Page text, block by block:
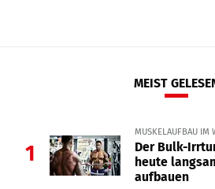
MEIST
1
MUSKELAUFBAU IM
Der Bulk-
heute
aufbauen